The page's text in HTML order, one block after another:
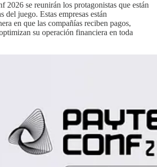
2026 se reunirán los protagonistas que están
del juego. Estas empresas están
en que las compañías reciben pagos,
su operación financiera en toda